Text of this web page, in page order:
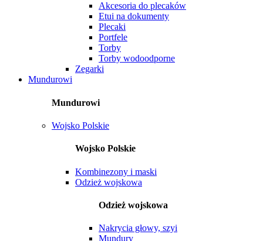
Akcesoria do plecaków
Etui na dokumenty
Plecaki
Portfele
Torby
Torby wodoodporne
Zegarki
Mundurowi
Mundurowi
Wojsko Polskie
Wojsko Polskie
Kombinezony i maski
Odzież wojskowa
Odzież wojskowa
Nakrycia głowy, szyi
Mundury